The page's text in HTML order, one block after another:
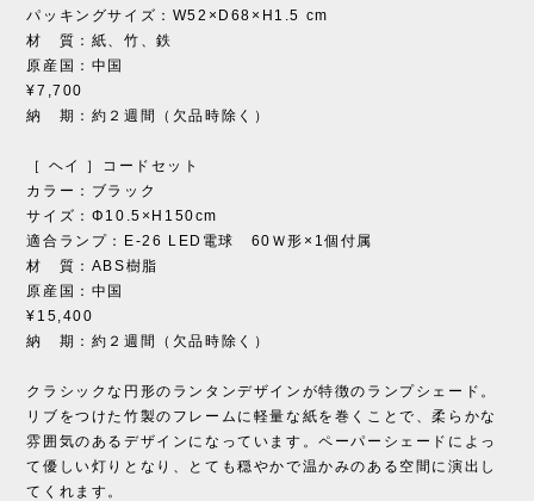
パッキングサイズ：W52×D68×H1.5 cm
材 質：紙、竹、鉄
原産国：中国
¥7,700
納 期：約２週間（欠品時除く）
［ ヘイ ］コードセット
カラー：ブラック
サイズ：Φ10.5×H150cm
適合ランプ：E-26 LED電球 60Ｗ形×1個付属
材 質：ABS樹脂
原産国：中国
¥15,400
納 期：約２週間（欠品時除く）
クラシックな円形のランタンデザインが特徴のランプシェード。
リブをつけた竹製のフレームに軽量な紙を巻くことで、柔らかな
雰囲気のあるデザインになっています。ペーパーシェードによっ
て優しい灯りとなり、とても穏やかで温かみのある空間に演出し
てくれます。